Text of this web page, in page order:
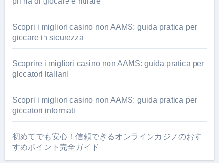
Scopri i migliori casino non AAMS: guida pratica per
giocare in sicurezza
Scoprire i migliori casino non AAMS: guida pratica per
giocatori italiani
Scopri i migliori casino non AAMS: guida pratica per
giocatori informati
初めてでも安心！信頼できるオンラインカジノのおす
すめポイント完全ガイド